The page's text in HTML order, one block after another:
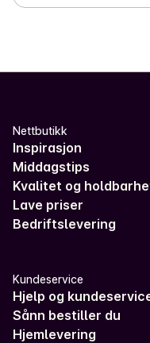
Nettbutikk
Inspirasjon
Middagstips
Kvalitet og
Lave priser
Bedriftslevering
Kundeservice
Hjelp og
Sånn bestiller du
Hjemlevering